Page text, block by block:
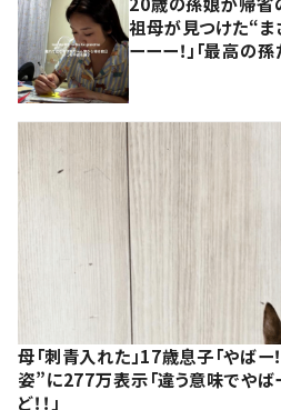
祖母が見つけた“
ーーー！」「最高の
母「刺青入れた」17歳息子「やばー
姿”に277万表示「違う意味でやばー
ど！！」